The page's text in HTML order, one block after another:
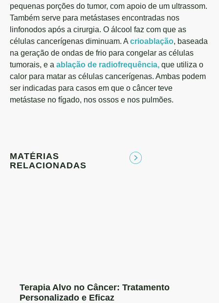
pequenas porções do tumor, com apoio de um ultrassom.
Também serve para metástases encontradas nos
linfonodos após a cirurgia. O álcool faz com que as
células cancerígenas diminuam. A crioablação, baseada
na geração de ondas de frio para congelar as células
tumorais, e a ablação de radiofrequência, que utiliza o
calor para matar as células cancerígenas. Ambas podem
ser indicadas para casos em que o câncer teve
metástase no fígado, nos ossos e nos pulmões.
MATÉRIAS
RELACIONADAS
Terapia Alvo no Câncer: Tratamento
Personalizado e Eficaz